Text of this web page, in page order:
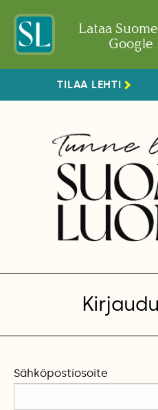
Lataa
Google
TILAA LEHTI
Sähköpostiosoite